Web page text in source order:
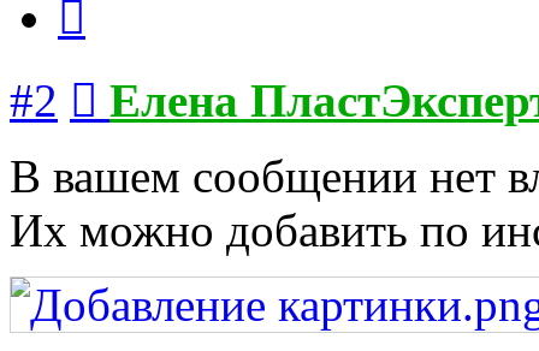
#2
Елена
В вашем сообщении нет
Их можно добавить по